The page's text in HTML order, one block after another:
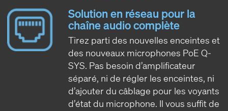
Solution en réseau pour la
chaîne audio complète
Tirez parti des nouvelles enceintes et
des nouveaux microphones PoE Q-
SYS. Pas besoin d’amplificateur
séparé, ni de régler les enceintes, ni
d’ajouter du câblage pour les voyants
d’état du microphone. Il vous suffit de